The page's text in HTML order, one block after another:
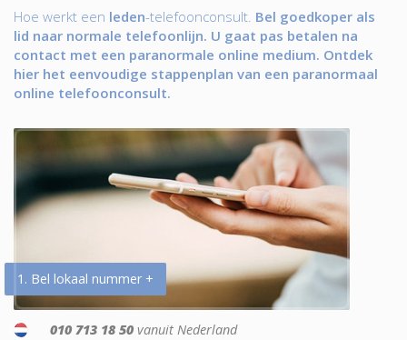
Hoe werkt een leden-telefoonconsult. Bel goedkoper als
lid naar normale telefoonlijn. U gaat pas betalen na
contact met een paranormale online medium. Ontdek
hier het eenvoudige stappenplan van een paranormaal
online telefoonconsult.
1. Bel lokaal nummer +
010 713 18 50 vanuit Nederland